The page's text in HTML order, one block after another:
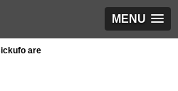
MENU
are